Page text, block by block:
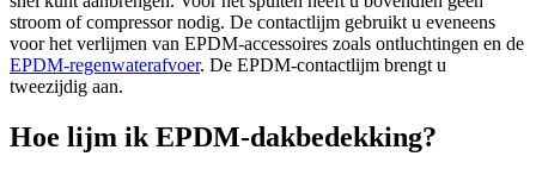
stroom of compressor nodig. De contactlijm gebruikt u eveneens
voor het verlijmen van EPDM-accessoires zoals ontluchtingen en de
EPDM-regenwaterafvoer. De EPDM-contactlijm brengt u
tweezijdig aan.
Hoe lijm ik EPDM-dakbedekking?